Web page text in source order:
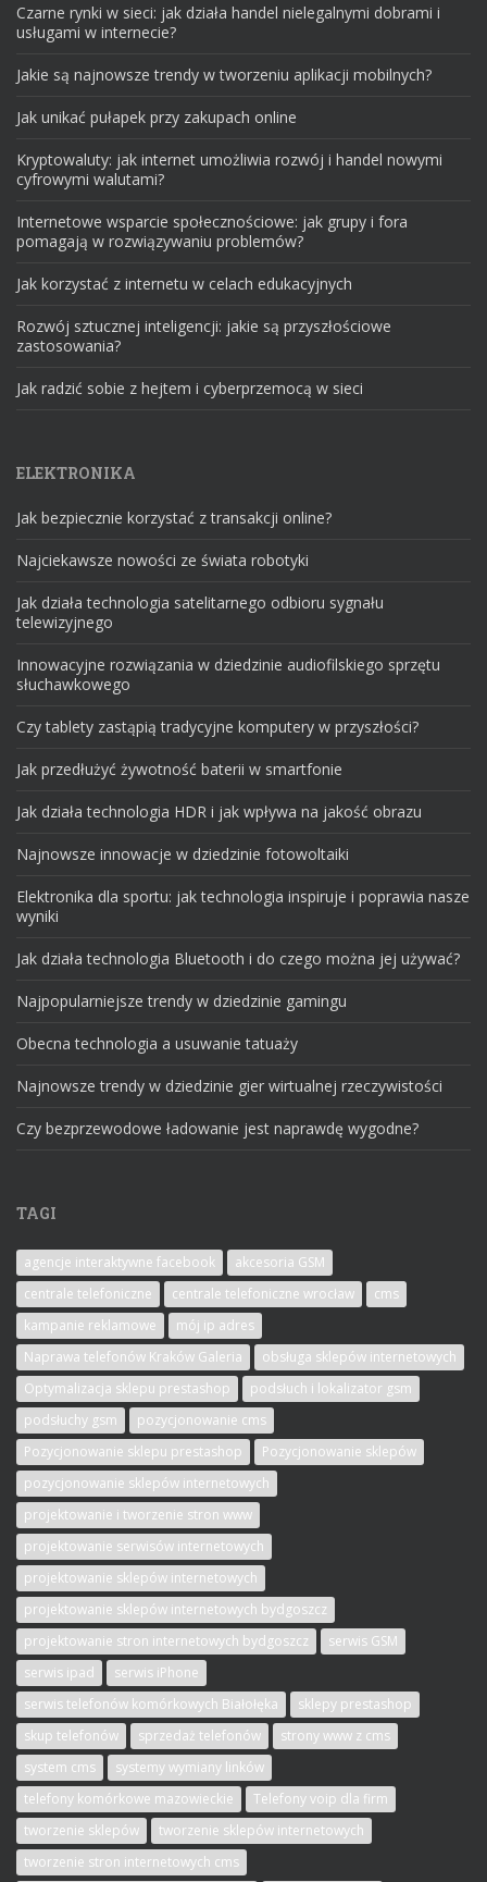
Czarne rynki w sieci: jak działa handel nielegalnymi dobrami i
usługami w internecie?
Jakie są najnowsze trendy w tworzeniu aplikacji mobilnych?
Jak unikać pułapek przy zakupach online
Kryptowaluty: jak internet umożliwia rozwój i handel nowymi
cyfrowymi walutami?
Internetowe wsparcie społecznościowe: jak grupy i fora
pomagają w rozwiązywaniu problemów?
Jak korzystać z internetu w celach edukacyjnych
Rozwój sztucznej inteligencji: jakie są przyszłościowe
zastosowania?
Jak radzić sobie z hejtem i cyberprzemocą w sieci
ELEKTRONIKA
Jak bezpiecznie korzystać z transakcji online?
Najciekawsze nowości ze świata robotyki
Jak działa technologia satelitarnego odbioru sygnału
telewizyjnego
Innowacyjne rozwiązania w dziedzinie audiofilskiego sprzętu
słuchawkowego
Czy tablety zastąpią tradycyjne komputery w przyszłości?
Jak przedłużyć żywotność baterii w smartfonie
Jak działa technologia HDR i jak wpływa na jakość obrazu
Najnowsze innowacje w dziedzinie fotowoltaiki
Elektronika dla sportu: jak technologia inspiruje i poprawia nasze
wyniki
Jak działa technologia Bluetooth i do czego można jej używać?
Najpopularniejsze trendy w dziedzinie gamingu
Obecna technologia a usuwanie tatuaży
Najnowsze trendy w dziedzinie gier wirtualnej rzeczywistości
Czy bezprzewodowe ładowanie jest naprawdę wygodne?
TAGI
agencje interaktywne facebook
akcesoria GSM
centrale telefoniczne
centrale telefoniczne wrocław
cms
kampanie reklamowe
mój ip adres
Naprawa telefonów Kraków Galeria
obsługa sklepów internetowych
Optymalizacja sklepu prestashop
podsłuch i lokalizator gsm
podsłuchy gsm
pozycjonowanie cms
Pozycjonowanie sklepu prestashop
Pozycjonowanie sklepów
pozycjonowanie sklepów internetowych
projektowanie i tworzenie stron www
projektowanie serwisów internetowych
projektowanie sklepów internetowych
projektowanie sklepów internetowych bydgoszcz
projektowanie stron internetowych bydgoszcz
serwis GSM
serwis ipad
serwis iPhone
serwis telefonów komórkowych Białołęka
sklepy prestashop
skup telefonów
sprzedaż telefonów
strony www z cms
system cms
systemy wymiany linków
telefony komórkowe mazowieckie
Telefony voip dla firm
tworzenie sklepów
tworzenie sklepów internetowych
tworzenie stron internetowych cms